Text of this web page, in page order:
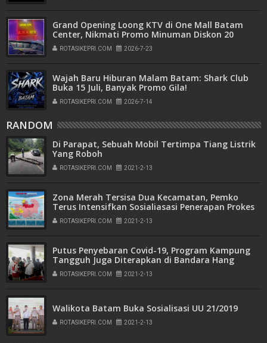
Grand Opening Loong KTV di One Mall Batam
Center, Nikmati Promo Minuman Diskon 20
Persen
ROTASIKEPRI.COM 2026-7-23
Wajah Baru Hiburan Malam Batam: Shark Club
Buka 15 Juli, Banyak Promo Gila!
ROTASIKEPRI.COM 2026-7-14
RANDOM
Di Parapat, Sebuah Mobil Tertimpa Tiang Listrik
Yang Roboh
ROTASIKEPRI.COM 2021-2-13
Zona Merah Tersisa Dua Kecamatan, Pemko
Terus Intensifkan Sosialiasasi Penerapan Prokes
ROTASIKEPRI.COM 2021-2-13
Putus Penyebaran Covid-19, Program Kampung
Tangguh Juga Diterapkan di Bandara Hang
Nadim Batam
ROTASIKEPRI.COM 2021-2-13
Walikota Batam Buka Sosialisasi UU 21/2019
ROTASIKEPRI.COM 2021-2-13